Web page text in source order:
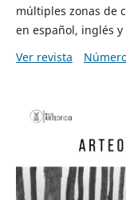
múltiples zonas de
en español, inglés
Ver revista